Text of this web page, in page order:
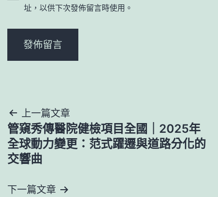
址，以供下次發佈留言時使用。
文
章
導
覽
上一篇文章
管窺秀傳醫院健檢項目全國｜2025年
全球動力變更：范式躍遷與道路分化的
交響曲
下一篇文章